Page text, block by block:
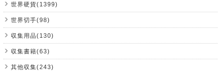
世界硬貨(1399)
世界切手(98)
収集用品(130)
収集書籍(63)
其他収集(243)